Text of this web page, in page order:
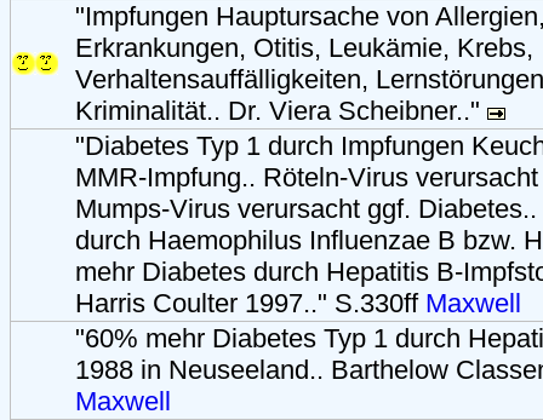
"Impfungen Hauptursache von
Erkrankungen, Otitis, Leukämie, Krebs,
Verhaltensauffälligkeiten,
Kriminalität.. Dr. Viera Scheibner.."
"Diabetes Typ 1 durch Impfungen
MMR-Impfung.. Röteln-Virus
Mumps-Virus verursacht ggf.
durch Haemophilus Influenzae B bzw.
mehr Diabetes durch Hepatitis B-
Harris Coulter 1997.." S.330ff Maxwell
"60% mehr Diabetes Typ 1 durch
1988 in Neuseeland.. Barthelow
Maxwell